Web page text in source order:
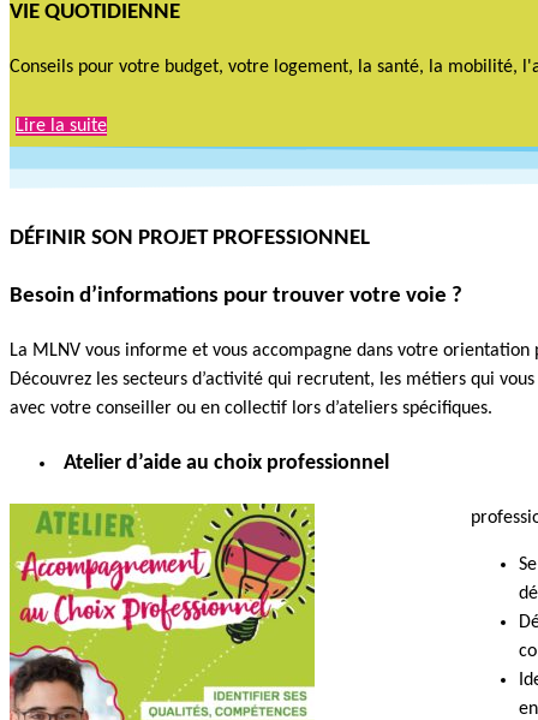
VIE QUOTIDIENNE
Conseils pour votre budget, votre logement, la santé, la mobilité,
Lire la suite
DÉFINIR SON PROJET PROFESSIONNEL
Besoin d’informations pour trouver votre voie ?
La MLNV vous informe et vous accompagne dans votre orientation
Découvrez les secteurs d’activité qui recrutent, les métiers qui
avec votre conseiller ou en collectif lors d’ateliers spécifiques.
Atelier d’aide au choix professionnel